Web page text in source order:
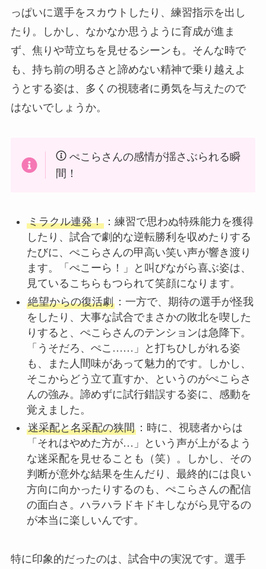
っぱいに選手をスカウトしたり、練習指示を出し
たり。しかし、なかなか思うように育成が進ま
ず、焦りや苛立ちを見せるシーンも。そんな時で
も、持ち前の明るさと諦めない精神で乗り越えよ
うとする姿は、多くの視聴者に勇気を与えたので
はないでしょうか。
ぺこらさんの感情が揺さぶられる瞬
間！
ミラクル連発！：練習で思わぬ特殊能力を獲得
したり、試合で劇的な逆転勝利を収めたりする
たびに、ぺこらさんの甲高い笑い声が響き渡り
ます。「ぺこーら！」と叫びながら喜ぶ姿は、
見ているこちらもつられて笑顔になります。
絶望からの復活劇：一方で、期待の選手が怪我
をしたり、大事な試合でまさかの敗北を喫した
りすると、ぺこらさんのテンションは急降下。
「うそだろ、ぺこ……」と打ちひしがれる姿
も、また人間味があって魅力的です。しかし、
そこからどう立て直すか、というのがぺこらさ
んの強み。諦めずに試行錯誤する姿に、感動を
覚えました。
迷采配と名采配の狭間：時に、視聴者からは
「それはやめた方が…」という声が上がるよう
な迷采配を見せることも（笑）。しかし、その
判断が意外な結果を生んだり、最終的には良い
方向に向かったりするのも、ぺこらさんの配信
の面白さ。ハラハラドキドキしながら見守るの
が本当に楽しいんです。
特に印象的だったのは、試合中の実況です。選手